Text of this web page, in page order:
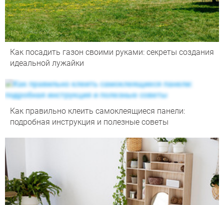
Как посадить газон своими руками: секреты создания
идеальной лужайки
Как правильно клеить самоклеящиеся панели:
подробная инструкция и полезные советы